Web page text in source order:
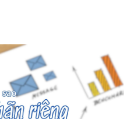
Diện Thương Hiệu
lược với nước nhãn
gắm thông điệp